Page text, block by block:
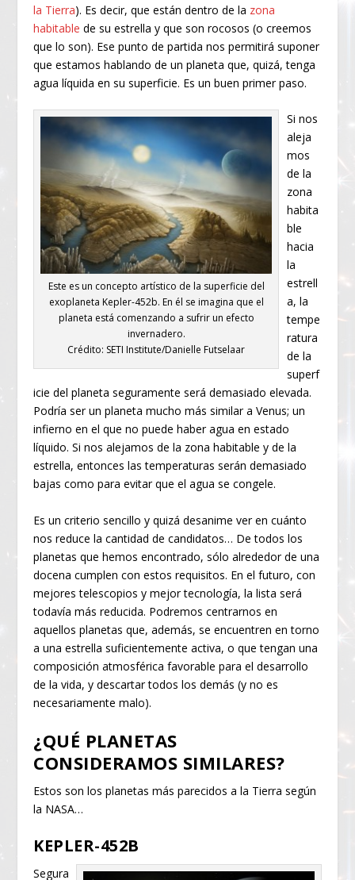
la Tierra). Es decir, que están dentro de la zona
habitable de su estrella y que son rocosos (o creemos
que lo son). Ese punto de partida nos permitirá suponer
que estamos hablando de un planeta que, quizá, tenga
agua líquida en su superficie. Es un buen primer paso.
Este es un concepto artístico de la superficie del
exoplaneta Kepler-452b. En él se imagina que el
planeta está comenzando a sufrir un efecto
invernadero.
Crédito: SETI Institute/Danielle Futselaar
Si nos
aleja
mos
de la
zona
habita
ble
hacia
la
estrell
a, la
tempe
ratura
de la
superf
icie del planeta seguramente será demasiado elevada.
Podría ser un planeta mucho más similar a Venus; un
infierno en el que no puede haber agua en estado
líquido. Si nos alejamos de la zona habitable y de la
estrella, entonces las temperaturas serán demasiado
bajas como para evitar que el agua se congele.
Es un criterio sencillo y quizá desanime ver en cuánto
nos reduce la cantidad de candidatos… De todos los
planetas que hemos encontrado, sólo alrededor de una
docena cumplen con estos requisitos. En el futuro, con
mejores telescopios y mejor tecnología, la lista será
todavía más reducida. Podremos centrarnos en
aquellos planetas que, además, se encuentren en torno
a una estrella suficientemente activa, o que tengan una
composición atmosférica favorable para el desarrollo
de la vida, y descartar todos los demás (y no es
necesariamente malo).
¿QUÉ PLANETAS
CONSIDERAMOS SIMILARES?
Estos son los planetas más parecidos a la Tierra según
la NASA…
KEPLER-452B
Segura